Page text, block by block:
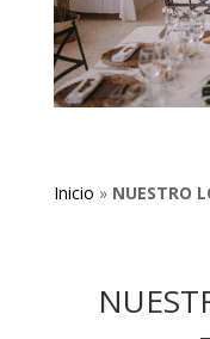
Inicio » NUESTRO